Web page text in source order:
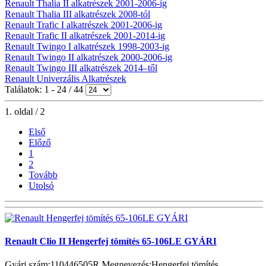
Renault Thalia II alkatrészek 2001-2006-ig
Renault Thalia III alkatrészek 2008-tól
Renault Trafic I alkatrészek 2001-2006-ig
Renault Trafic II alkatrészek 2001-2014-ig
Renault Twingo I alkatrészek 1998-2003-ig
Renault Twingo II alkatrészek 2000-2006-ig
Renault Twingo III alkatrészek 2014–től
Renault Univerzális Alkatrészek
Találatok: 1 - 24 / 44
1. oldal / 2
Első
Előző
1
2
Tovább
Utolsó
Renault Clio II Hengerfej tömítés 65-106LE GYÁRI